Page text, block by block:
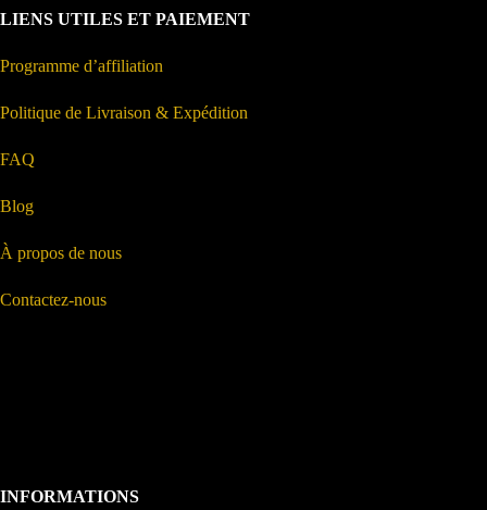
LIENS UTILES ET PAIEMENT
Programme d’affiliation
Politique de Livraison & Expédition
FAQ
Blog
À propos de nous
Contactez-nous
INFORMATIONS